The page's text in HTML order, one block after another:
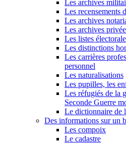
Les archives
Les recensements
Les archives
Les archives
Les listes
Les distinctions
Les carrières
personnel
Les naturalisations
Les pupilles, les
Les réfugiés de la
Seconde Guerre
Le dictionnaire de
Des informations sur un
Les compoix
Le cadastre